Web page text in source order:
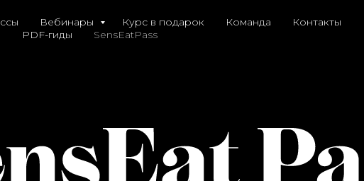
Вебинары Курс в подарок Команда
Контакты
PDF-гиды SensEatPass